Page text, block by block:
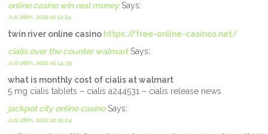
online casino win real moneySays:
Juli 26th, 2022 at 12:34
twin river online casino https://free-online-casinos.net/
cialis over the counter walmartSays:
Juli 26th, 2022 at 14:39
what is monthly cost of cialis at walmart
5 mg cialis tablets – cialis a244531 – cialis release news
jackpot city online casinoSays:
Juli 26th, 2022 at 15:04